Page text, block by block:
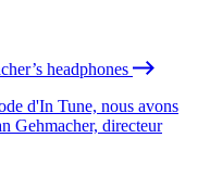
headphones
d'In Tune, nous avons
Gehmacher, directeur